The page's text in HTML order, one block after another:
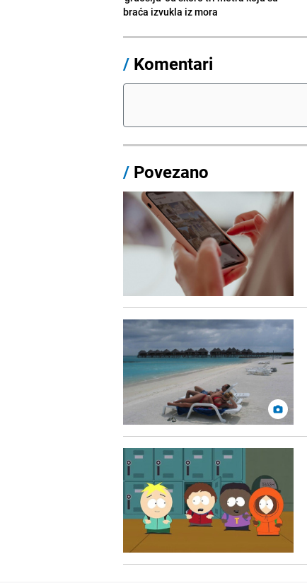
braća izvukla iz mora
/ Komentari
/ Povezano